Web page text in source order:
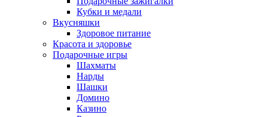
Кубки и медали
Вкусняшки
Здоровое питание
Красота и здоровье
Подарочные игры
Шахматы
Нарды
Шашки
Домино
Казино